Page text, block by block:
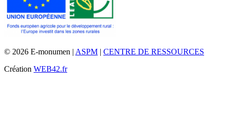
© 2026 E-monumen | ASPM | CENTRE DE RESSOURCES
Création WEB42.fr